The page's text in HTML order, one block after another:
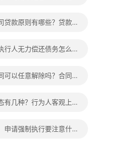
贷款原则有哪些？贷款不
行人无力偿还债务怎么
可以任意解除吗？合同无
有几种？行为人客观上实
申请强制执行要注意什么